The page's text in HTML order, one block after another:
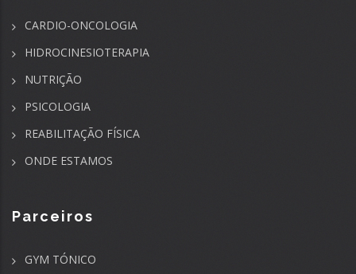
CARDIO-ONCOLOGIA
HIDROCINESIOTERAPIA
NUTRIÇÃO
PSICOLOGIA
REABILITAÇÃO FÍSICA
ONDE ESTAMOS
Parceiros
GYM TÓNICO